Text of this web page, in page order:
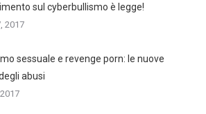
sul cyberbullismo è legge!
2017
sessuale e revenge porn: le nuove
abusi